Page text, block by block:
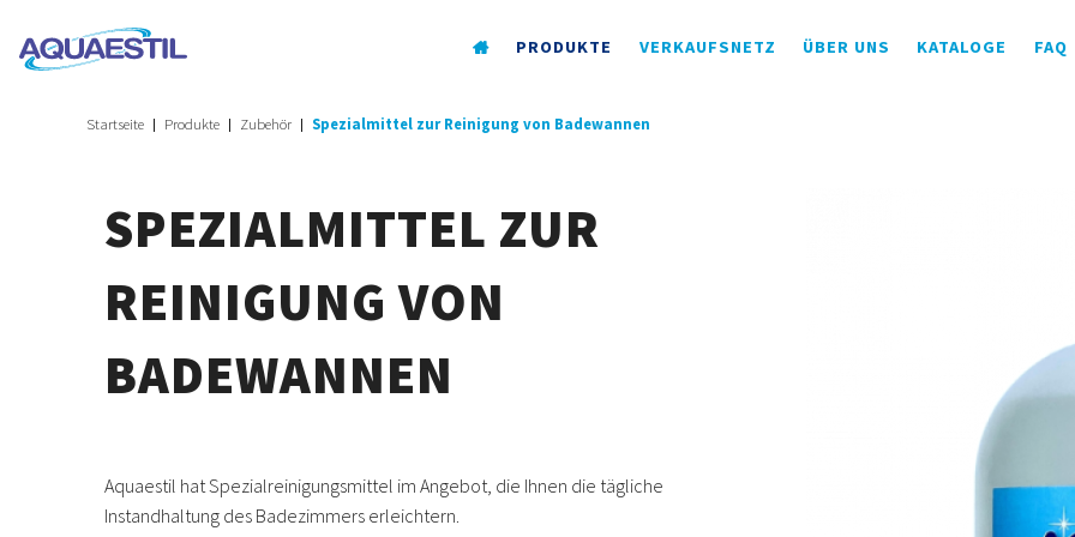
PRODUKTE VERKAUFSNETZ ÜBER UNS KATALOGE FAQ
Startseite Produkte Zubehör Spezialmittel zur Reinigung von Badewannen
SPEZIALMITTEL ZUR
REINIGUNG VON
BADEWANNEN
Aquaestil hat Spezialreinigungsmittel im Angebot, die Ihnen die tägliche
Instandhaltung des Badezimmers erleichtern.